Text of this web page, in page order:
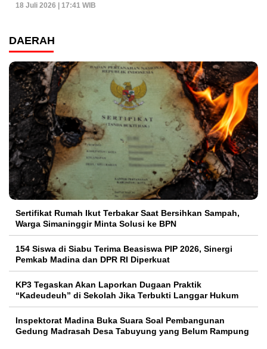
18 Juli 2026 | 17:41 WIB
DAERAH
Sertifikat Rumah Ikut Terbakar Saat Bersihkan Sampah,
Warga Simaninggir Minta Solusi ke BPN
154 Siswa di Siabu Terima Beasiswa PIP 2026, Sinergi
Pemkab Madina dan DPR RI Diperkuat
KP3 Tegaskan Akan Laporkan Dugaan Praktik
“Kadeudeuh” di Sekolah Jika Terbukti Langgar Hukum
Inspektorat Madina Buka Suara Soal Pembangunan
Gedung Madrasah Desa Tabuyung yang Belum Rampung